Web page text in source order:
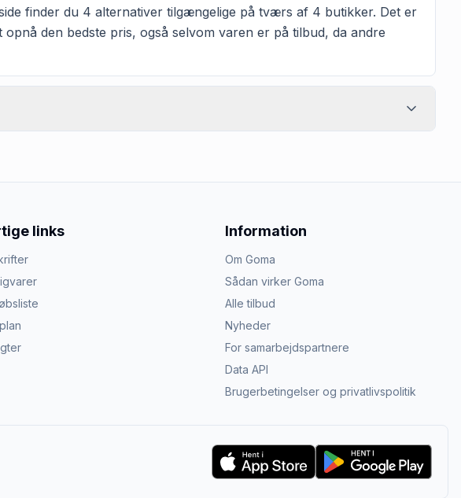
finder du 4 alternativer tilgængelige på tværs af 4 butikker. Det er
den bedste pris, også selvom varen er på tilbud, da andre
links Information
Om Goma
Sådan virker Goma
Alle tilbud
Nyheder
For samarbejdspartnere
Data API
Brugerbetingelser og privatlivspolitik